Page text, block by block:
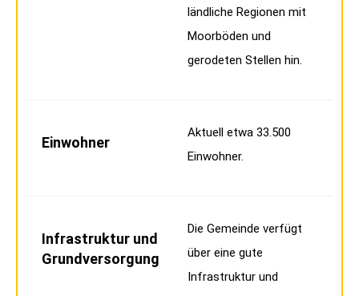
ländliche Regionen mit
Moorböden und
gerodeten Stellen hin.
Einwohner
Aktuell etwa 33.500
Einwohner.
Infrastruktur und
Grundversorgung
Die Gemeinde verfügt
über eine gute
Infrastruktur und